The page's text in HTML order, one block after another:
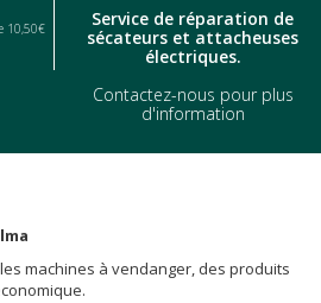
10,50€
Service de réparation de
sécateurs et attacheuses
électriques.
Contactez-nous pour plus
d'information
machines à vendanger, des produits